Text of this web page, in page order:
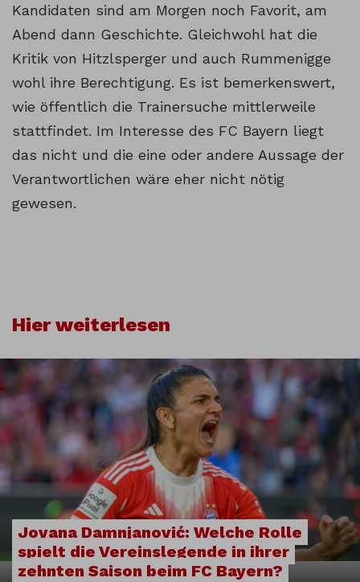
Kandidaten sind am Morgen noch Favorit, am
Abend dann Geschichte. Gleichwohl hat die
Kritik von Hitzlsperger und auch Rummenigge
wohl ihre Berechtigung. Es ist bemerkenswert,
wie öffentlich die Trainersuche mittlerweile
stattfindet. Im Interesse des FC Bayern liegt
das nicht und die eine oder andere Aussage der
Verantwortlichen wäre eher nicht nötig
gewesen.
Hier weiterlesen
Jovana Damnjanović: Welche Rolle
spielt die Vereinslegende in ihrer
zehnten Saison beim FC Bayern?